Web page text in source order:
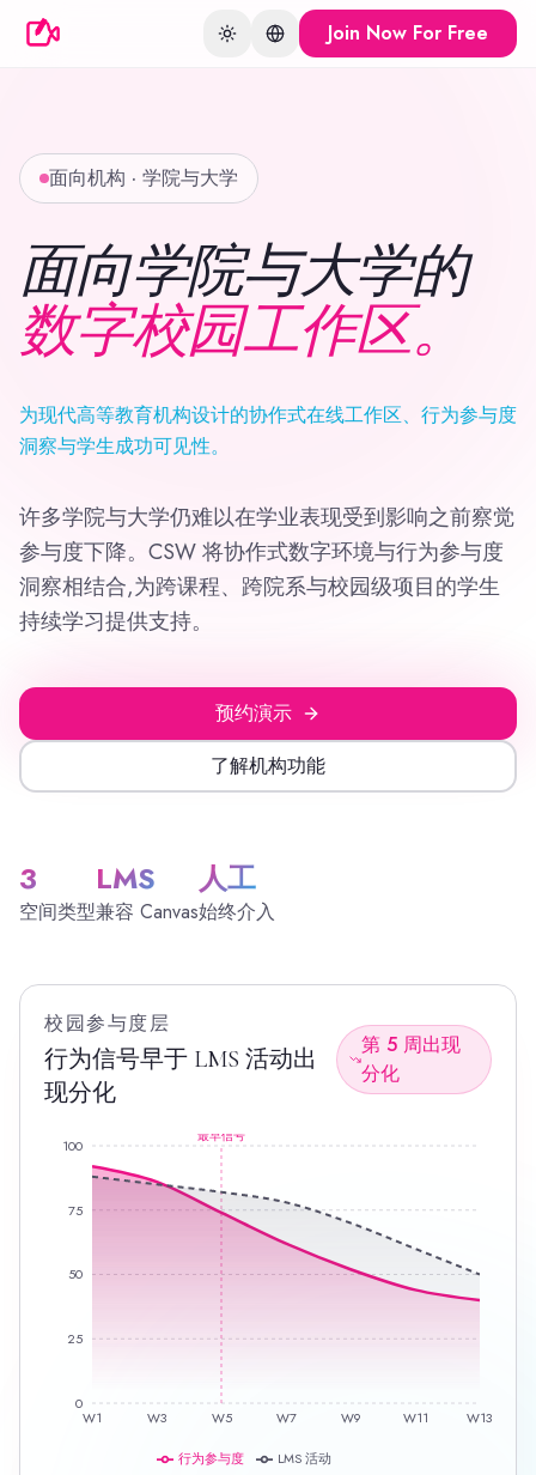
Toggle theme
Change language
Join Now For Free
面向机构 · 学院与大学
面向学院与大学的
数字校园工作区。
为现代高等教育机构设计的协作式在线工作区、行为参与度
洞察与学生成功可见性。
许多学院与大学仍难以在学业表现受到影响之前察觉
参与度下降。CSW 将协作式数字环境与行为参与度
洞察相结合,为跨课程、跨院系与校园级项目的学生
持续学习提供支持。
预约演示
了解机构功能
3
空间类型
LMS
兼容 Canvas
人工
始终介入
校园参与度层
行为信号早于 LMS 活动出
现分化
第 5 周出现
分化
W1 W3 W5 W7 W9 W11 W13
0
25
50
75
100
最早信号
行为参与度 LMS 活动